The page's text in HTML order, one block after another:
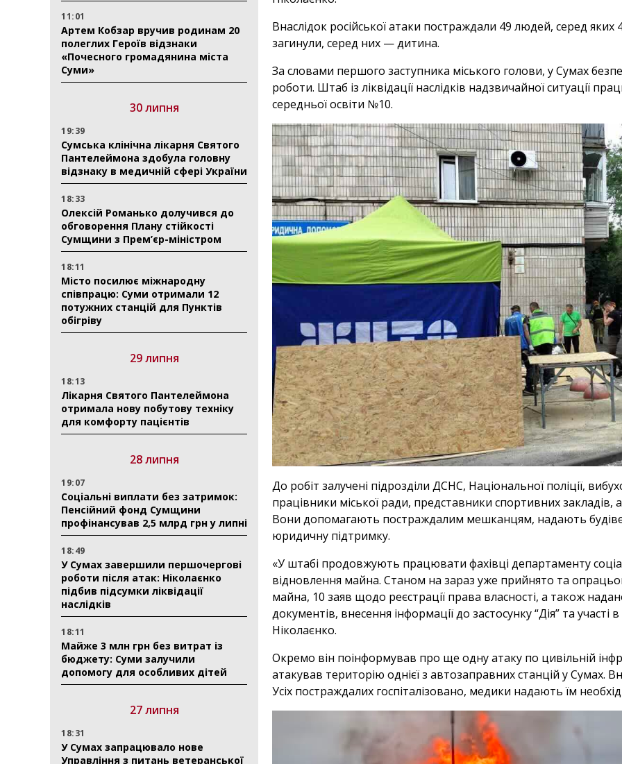
11:01
Артем Кобзар вручив родинам 20
полеглих Героїв відзнаки
«Почесного громадянина міста
Суми»
30 липня
19:39
Сумська клінічна лікарня Святого
Пантелеймона здобула головну
відзнаку в медичній сфері України
18:33
Олексій Романько долучився до
обговорення Плану стійкості
Сумщини з Прем’єр-міністром
18:11
Місто посилює міжнародну
співпрацю: Суми отримали 12
потужних станцій для Пунктів
обігріву
29 липня
18:13
Лікарня Святого Пантелеймона
отримала нову побутову техніку
для комфорту пацієнтів
28 липня
19:07
Соціальні виплати без затримок:
Пенсійний фонд Сумщини
профінансував 2,5 млрд грн у липні
18:49
У Сумах завершили першочергові
роботи після атак: Ніколаєнко
підбив підсумки ліквідації
наслідків
18:11
Майже 3 млн грн без витрат із
бюджету: Суми залучили
допомогу для особливих дітей
27 липня
18:31
У Сумах запрацювало нове
Управління з питань ветеранської
Внаслідок російської атаки постраждали 49 людей, серед
загинули, серед них — дитина.
За словами першого заступника міського голови, у Сумах
роботи. Штаб із ліквідації наслідків надзвичайної ситуації
середньої освіти №10.
До робіт залучені підрозділи ДСНС, Національної поліції,
працівники міської ради, представники спортивних закладів, а
Вони допомагають постраждалим мешканцям, надають
юридичну підтримку.
«У штабі продовжують працювати фахівці департаменту
відновлення майна. Станом на зараз уже прийнято та
майна, 10 заяв щодо реєстрації права власності, а також
документів, внесення інформації до застосунку “Дія” та
Ніколаєнко.
Окремо він поінформував про ще одну атаку по цивільній
атакував територію однієї з автозаправних станцій у Сумах.
Усіх постраждалих госпіталізовано, медики надають їм